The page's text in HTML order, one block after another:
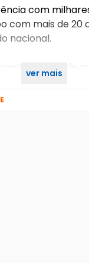
com
com mais de 20
nacional.
vale
ver mais